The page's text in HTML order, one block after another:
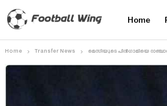
Home
Home Transfer News മെസിയുടെ പിൻഗാമിയെ